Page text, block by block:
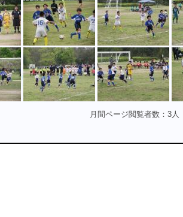
月間ページ閲覧者数：3人